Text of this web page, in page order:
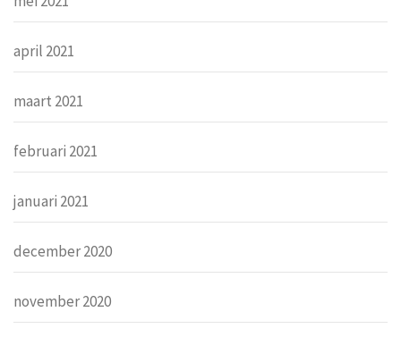
april 2021
maart 2021
februari 2021
januari 2021
december 2020
november 2020